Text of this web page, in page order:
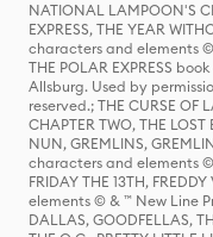
NATIONAL LAMPOON'S
EXPRESS, THE YEAR
characters and elements ©
THE POLAR EXPRESS
Allsburg. Used by
reserved.; THE CURSE OF
CHAPTER TWO, THE
NUN, GREMLINS,
characters and elements ©
FRIDAY THE 13TH,
elements © & ™ New Line
DALLAS, GOODFELLAS,